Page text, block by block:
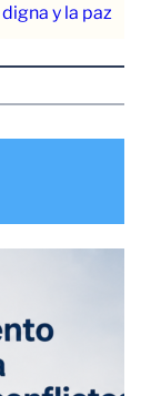
y la paz